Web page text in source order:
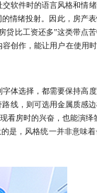
软件时的语言风格和情
情绪投射。因此，房产
比工资还多”这类带点
创作，能让用户在使用
选择，都需要保持高度
线，则可选用金属质感
房时的兴奋，也能演绎
是，风格统一并非意味